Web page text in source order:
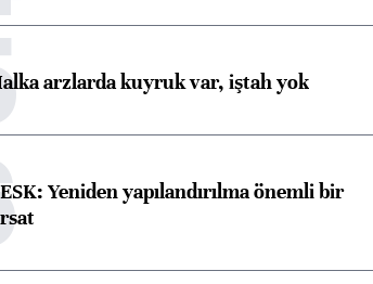
arzlarda kuyruk var, iştah yok
Yeniden yapılandırılma önemli bir